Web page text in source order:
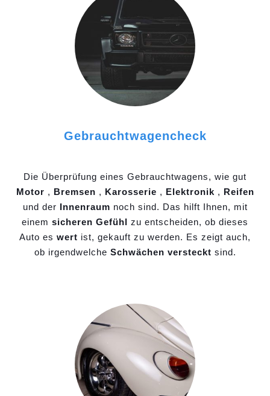
Gebrauchtwagencheck
Die Überprüfung eines Gebrauchtwagens, wie gut
Motor , Bremsen , Karosserie , Elektronik , Reifen
und der Innenraum noch sind. Das hilft Ihnen, mit
einem sicheren Gefühl zu entscheiden, ob dieses
Auto es wert ist, gekauft zu werden. Es zeigt auch,
ob irgendwelche Schwächen versteckt sind.